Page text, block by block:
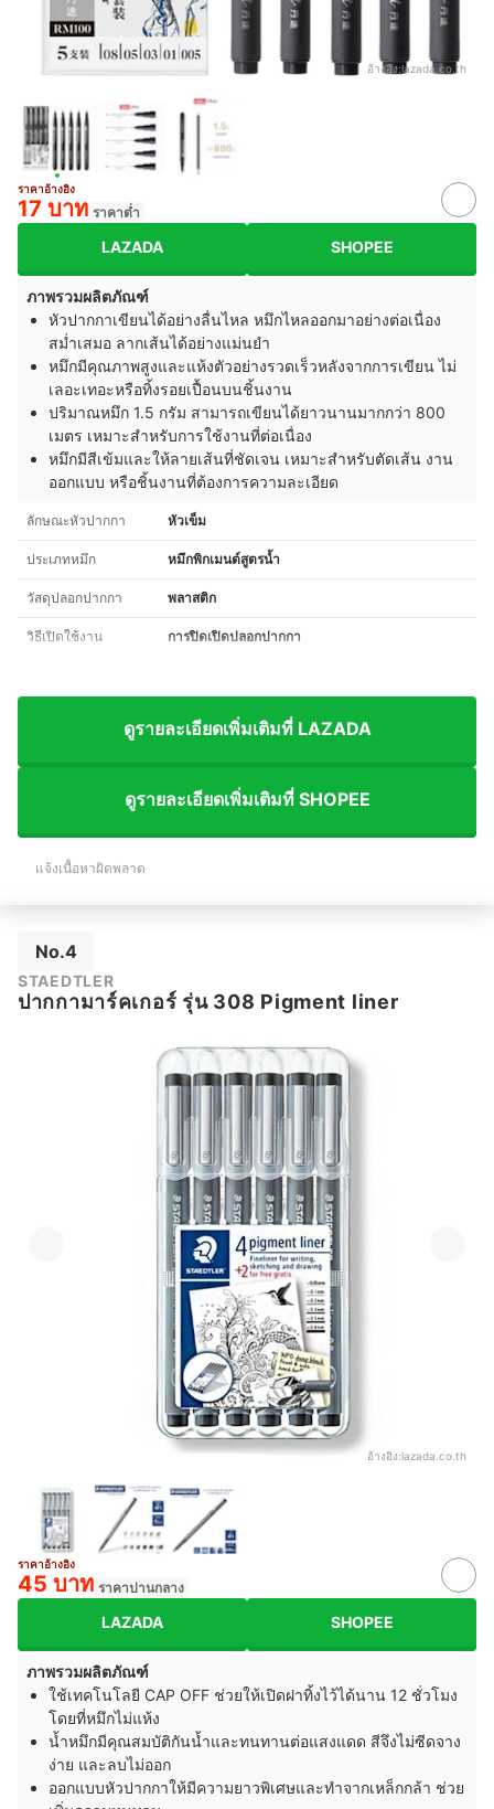
อ้างอิง:lazada.co.th
ราคาอ้างอิง
17 บาท ราคาต่ำ
LAZADA SHOPEE
ภาพรวมผลิตภัณฑ์
หัวปากกาเขียนได้อย่างลื่นไหล หมึกไหลออกมาอย่างต่อเนื่อง
สม่ำเสมอ ลากเส้นได้อย่างแม่นยำ
หมึกมีคุณภาพสูงและแห้งตัวอย่างรวดเร็วหลังจากการเขียน ไม่
เลอะเทอะหรือทิ้งรอยเปื้อนบนชิ้นงาน
ปริมาณหมึก 1.5 กรัม สามารถเขียนได้ยาวนานมากกว่า 800
เมตร เหมาะสำหรับการใช้งานที่ต่อเนื่อง
หมึกมีสีเข้มและให้ลายเส้นที่ชัดเจน เหมาะสำหรับตัดเส้น งาน
ออกแบบ หรือชิ้นงานที่ต้องการความละเอียด
ลักษณะหัวปากกา หัวเข็ม
ประเภทหมึก หมึกพิกเมนต์สูตรน้ำ
วัสดุปลอกปากกา พลาสติก
วิธีเปิดใช้งาน การปิดเปิดปลอกปากกา
ดูรายละเอียดเพิ่มเติมที่ LAZADA
ดูรายละเอียดเพิ่มเติมที่ SHOPEE
แจ้งเนื้อหาผิดพลาด
No.4
STAEDTLER
ปากกามาร์คเกอร์ รุ่น 308 Pigment liner
อ้างอิง:lazada.co.th
ราคาอ้างอิง
45 บาท ราคาปานกลาง
LAZADA SHOPEE
ภาพรวมผลิตภัณฑ์
ใช้เทคโนโลยี CAP OFF ช่วยให้เปิดฝาทิ้งไว้ได้นาน 12 ชั่วโมง
โดยที่หมึกไม่แห้ง
น้ำหมึกมีคุณสมบัติกันน้ำและทนทานต่อแสงแดด สีจึงไม่ซีดจาง
ง่าย และลบไม่ออก
ออกแบบหัวปากกาให้มีความยาวพิเศษและทำจากเหล็กกล้า ช่วย